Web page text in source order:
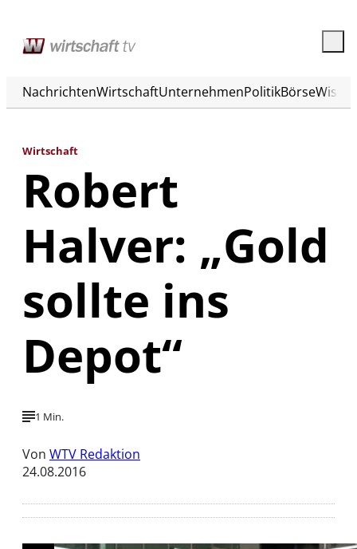
NachrichtenWirtschaftUnternehmenPolitikBörse
Wirtschaft
Robert
Halver: „Gold
sollte ins
Depot“
1 Min.
Von WTV Redaktion
24.08.2016